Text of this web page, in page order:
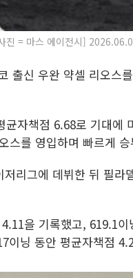
진 = 마스 에이전시]
출신 우완 약셀 리오스
자책점 6.68로 기대에
스를 영입하며 빠르게
리그에 데뷔한 뒤 필라
을 기록했고, 619.1
이닝 동안 평균자책점